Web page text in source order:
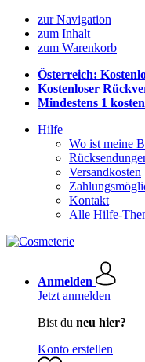
zur Navigation
zum Inhalt
zum Warenkorb
Österreich:
Kostenloser
Mindestens 1
Hilfe
Wo ist meine
Versandkosten
Kontakt
Alle Hilfe-
Anmelden
Jetzt anmelden
Bist du neu hier?
Konto erstellen